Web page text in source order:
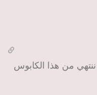
من هذا الكابوس